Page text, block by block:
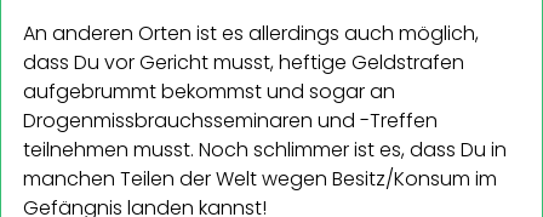
An anderen Orten ist es allerdings auch möglich,
dass Du vor Gericht musst, heftige Geldstrafen
aufgebrummt bekommst und sogar an
Drogenmissbrauchsseminaren und -Treffen
teilnehmen musst. Noch schlimmer ist es, dass Du in
manchen Teilen der Welt wegen Besitz/Konsum im
Gefängnis landen kannst!